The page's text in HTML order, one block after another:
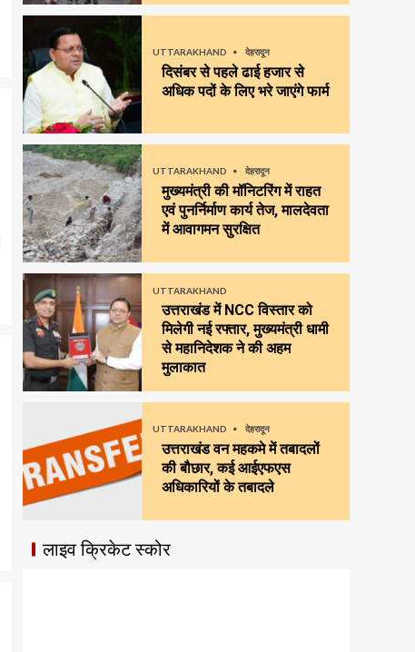
UTTARAKHAND देहरादून
दिसंबर से पहले ढाई हजार से
अधिक पदों के लिए भरे जाएंगे फार्म
UTTARAKHAND देहरादून
मुख्यमंत्री की मॉनिटरिंग में राहत
एवं पुनर्निर्माण कार्य तेज, मालदेवता
में आवागमन सुरक्षित
UTTARAKHAND
उत्तराखंड में NCC विस्तार को
मिलेगी नई रफ्तार, मुख्यमंत्री धामी
से महानिदेशक ने की अहम
मुलाकात
UTTARAKHAND देहरादून
उत्तराखंड वन महकमे में तबादलों
की बौछार, कई आईएफएस
अधिकारियों के तबादले
लाइव क्रिकेट स्कोर